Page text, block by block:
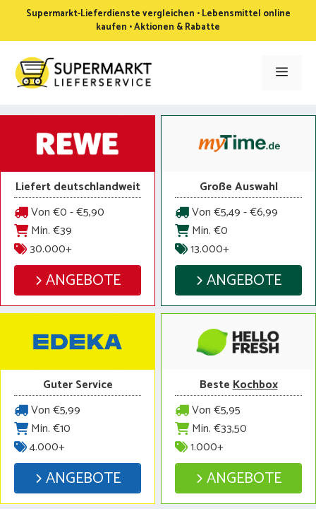
springen
Supermarkt-Lieferdienste vergleichen • Lebensmittel online
kaufen • Aktionen & Rabatte
Menü
Liefert deutschlandweit
Von €0 - €5,90
Min. €39
30.000+
ANGEBOTE
Große Auswahl
Von €5,49 - €6,99
Min. €0
13.000+
ANGEBOTE
Guter Service
Von €5,99
Min. €10
4.000+
ANGEBOTE
BesteKochbox
Von €5,95
Min. €33,50
1.000+
ANGEBOTE